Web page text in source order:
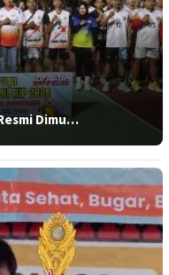
Dimu…